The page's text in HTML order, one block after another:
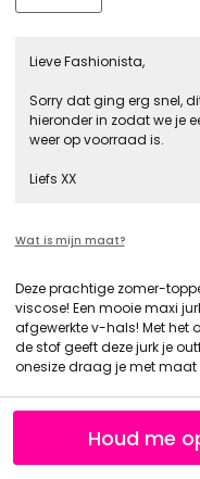
Lieve Fashionista,
Sorry dat ging erg snel,
hieronder in zodat we je
weer op voorraad is.
Liefs XX
Wat is mijn maat?
Deze prachtige zomer-
viscose! Een mooie maxi
afgewerkte v-hals! Met het
de stof geeft deze jurk je
onesize draag je met maat
Houd me